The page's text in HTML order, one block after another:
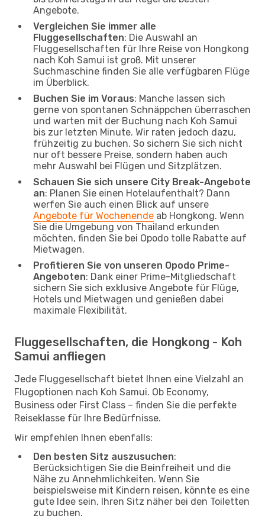
Angebote.
Vergleichen Sie immer alle
Fluggesellschaften: Die Auswahl an
Fluggesellschaften für Ihre Reise von Hongkong
nach Koh Samui ist groß. Mit unserer
Suchmaschine finden Sie alle verfügbaren Flüge
im Überblick.
Buchen Sie im Voraus: Manche lassen sich
gerne von spontanen Schnäppchen überraschen
und warten mit der Buchung nach Koh Samui
bis zur letzten Minute. Wir raten jedoch dazu,
frühzeitig zu buchen. So sichern Sie sich nicht
nur oft bessere Preise, sondern haben auch
mehr Auswahl bei Flügen und Sitzplätzen.
Schauen Sie sich unsere City Break-Angebote
an: Planen Sie einen Hotelaufenthalt? Dann
werfen Sie auch einen Blick auf unsere
Angebote für Wochenende ab Hongkong. Wenn
Sie die Umgebung von Thailand erkunden
möchten, finden Sie bei Opodo tolle Rabatte auf
Mietwagen.
Profitieren Sie von unseren Opodo Prime-
Angeboten: Dank einer Prime-Mitgliedschaft
sichern Sie sich exklusive Angebote für Flüge,
Hotels und Mietwagen und genießen dabei
maximale Flexibilität.
Fluggesellschaften, die Hongkong - Koh
Samui anfliegen
Jede Fluggesellschaft bietet Ihnen eine Vielzahl an
Flugoptionen nach Koh Samui. Ob Economy,
Business oder First Class – finden Sie die perfekte
Reiseklasse für Ihre Bedürfnisse.
Wir empfehlen Ihnen ebenfalls:
Den besten Sitz auszusuchen:
Berücksichtigen Sie die Beinfreiheit und die
Nähe zu Annehmlichkeiten. Wenn Sie
beispielsweise mit Kindern reisen, könnte es eine
gute Idee sein, Ihren Sitz näher bei den Toiletten
zu buchen.